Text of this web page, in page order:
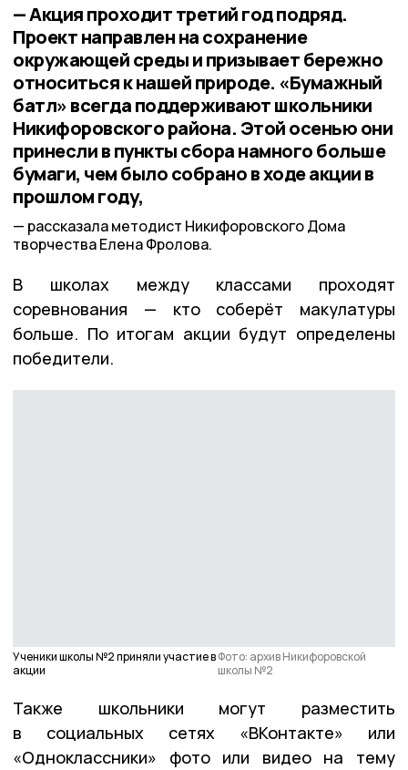
— Акция проходит третий год подряд.
Проект направлен на сохранение
окружающей среды и призывает бережно
относиться к нашей природе. «Бумажный
батл» всегда поддерживают школьники
Никифоровского района. Этой осенью они
принесли в пункты сбора намного больше
бумаги, чем было собрано в ходе акции в
прошлом году,
рассказала методист Никифоровского Дома
творчества Елена Фролова.
В школах между классами проходят
соревнования — кто соберёт макулатуры
больше. По итогам акции будут определены
победители.
Ученики школы №2 приняли участие в
акции
Фото: архив Никифоровской
школы №2
Также школьники могут разместить
в социальных сетях «ВКонтакте» или
«Одноклассники» фото или видео на тему